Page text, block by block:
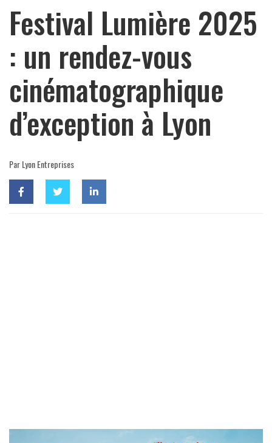
Festival Lumière 2025
: un rendez-vous
cinématographique
d’exception à Lyon
Par Lyon Entreprises